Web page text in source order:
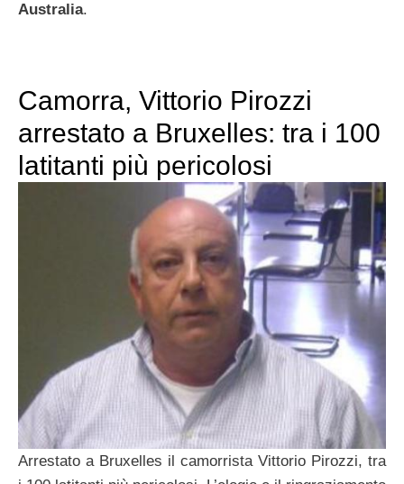
Australia.
Camorra, Vittorio Pirozzi
arrestato a Bruxelles: tra i 100
latitanti più pericolosi
Arrestato a Bruxelles il camorrista Vittorio Pirozzi, tra